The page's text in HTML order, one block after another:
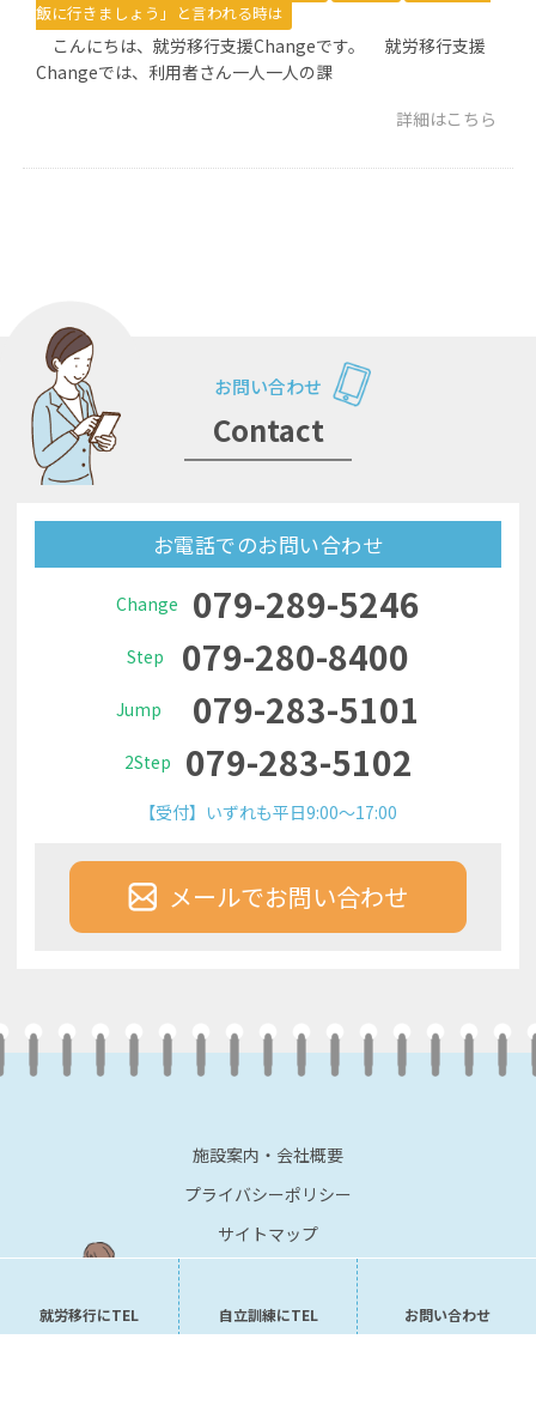
飯に行きましょう」と言われる時は
こんにちは、就労移行支援Changeです。 就労移行支援
Changeでは、利用者さん一人一人の課
詳細はこちら
お問い合わせ
Contact
お電話でのお問い合わせ
Change 079-289-5246
Step 079-280-8400
Jump 079-283-5101
2Step 079-283-5102
【受付】いずれも平日9:00～17:00
メールでお問い合わせ
施設案内・会社概要
プライバシーポリシー
サイトマップ
就労移行にTEL 自立訓練にTEL お問い合わせ